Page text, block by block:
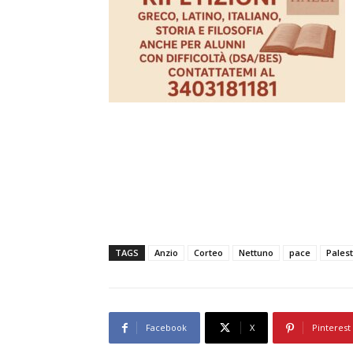
TAGS Anzio Corteo Nettuno pace
Facebook X Pinterest